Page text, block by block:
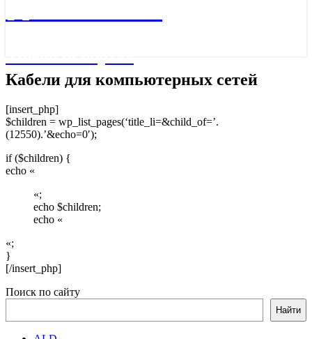
Кабели
для
сетей
Кабели для компьютерных сетей
[insert_php]
$children = wp_list_pages(‘title_li=&child_of=’.
(12550).’&echo=0′);
if ($children) {
echo «
«;
echo $children;
echo «
«;
}
[/insert_php]
Поиск по сайту
Найти